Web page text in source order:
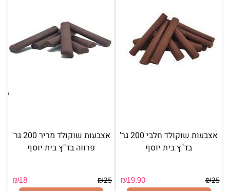
אצבעות שוקולד חלבי 200 גר'
בד"ץ בית יוסף
₪25
₪19.90
אצבעות שוקולד מריר 200 גר'
פרווה בד"ץ בית יוסף
₪25
₪18